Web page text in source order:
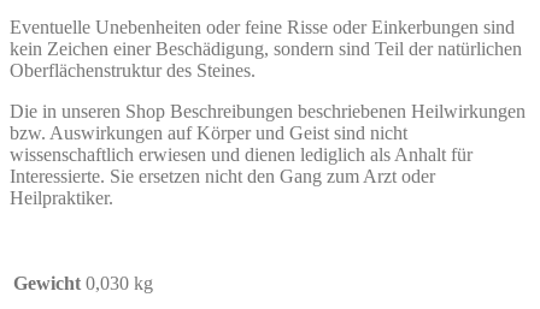
Eventuelle Unebenheiten oder feine Risse oder Einkerbungen sind
kein Zeichen einer Beschädigung, sondern sind Teil der natürlichen
Oberflächenstruktur des Steines.
Die in unseren Shop Beschreibungen beschriebenen Heilwirkungen
bzw. Auswirkungen auf Körper und Geist sind nicht
wissenschaftlich erwiesen und dienen lediglich als Anhalt für
Interessierte. Sie ersetzen nicht den Gang zum Arzt oder
Heilpraktiker.
Gewicht 0,030 kg